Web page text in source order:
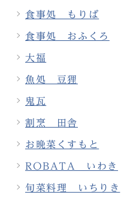
食事処 もりば
食事処 おふくろ
大福
魚処 豆狸
鬼瓦
割烹 田舎
お晩菜くすもと
ROBATA いわき
旬菜料理 いちりき